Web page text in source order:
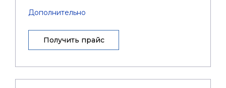
Дополнительно
Получить прайс